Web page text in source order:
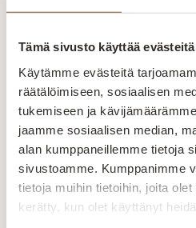
Tämä sivusto käyttää evästeitä
Käytämme evästeitä
räätälöimiseen, sosiaalisen
tukemiseen ja
jaamme sosiaalisen median,
alan kumppaneillemme tietoja
sivustoamme. Kumppanimme
tietoja muihin tietoihin, joita
kerätty, kun olet käyttänyt
ylpeästi yllä
Suomalaista laatutyötä
Jokainen huonekalu
kokeneiden ammattilaisten
rakenteissa, materiaaleissa
yksityiskohdissa.
Valmistetaan